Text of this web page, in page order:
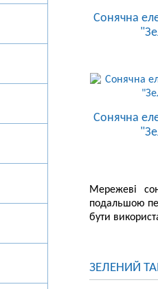
Сонячна
Сонячна
Мережеві
подальшою
бути
ЗЕЛЕНИЙ